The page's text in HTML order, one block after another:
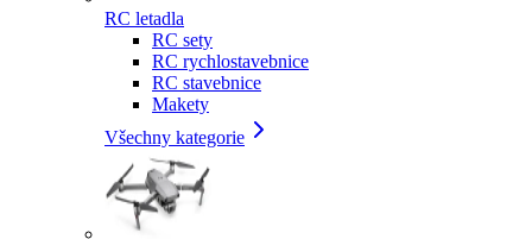
RC letadla
RC sety
RC rychlostavebnice
RC stavebnice
Makety
Všechny kategorie